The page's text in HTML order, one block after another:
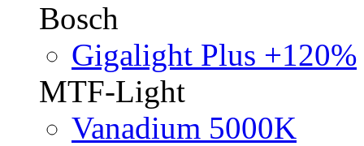
Bosch
Gigalight Plus +120%
MTF-Light
Vanadium 5000K